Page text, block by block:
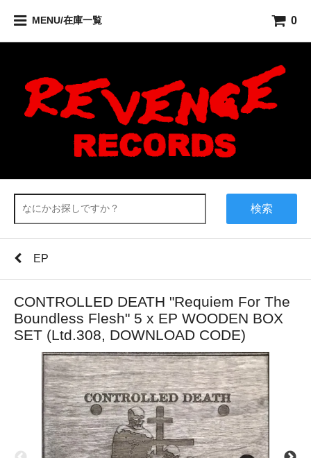
MENU/在庫一覧 0
検索
EP
CONTROLLED DEATH "Requiem For The
Boundless Flesh" 5 x EP WOODEN BOX
SET (Ltd.308, DOWNLOAD CODE)